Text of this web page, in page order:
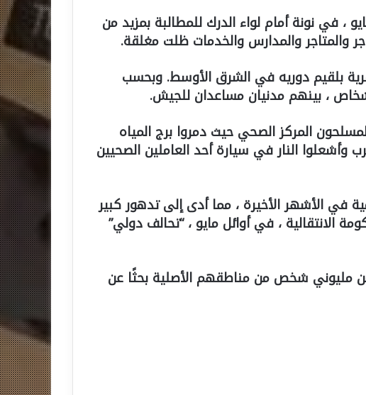
عدد من المتظاهرين ، الخميس 17 مايو ، في نونة أمام لواء الدرك للمطالبة بمزيد من
والمتاجر والمدارس والخدمات ظلت مغلقة.
بلقيم دوريه في الشرق الأوسط. وبحسب
، بينهم مدنيان مساعدان للجيش.
المركز الصحي حيث دمروا برج المياه
وأشعلوا النار في سيارة أحد العاملين الصحيين
في الأشهر الأخيرة ، مما أدى إلى تدهور كبير
الانتقالية ، في أوائل مايو ، “تحالف دولي”
مليوني شخص من مناطقهم الأصلية بحثًا عن